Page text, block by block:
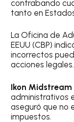
contrabando
tanto en
La Oficina de
EEUU (CBP)
incorrectos
acciones legales.
Ikon Midstream
administrativos
aseguró que no
impuestos.